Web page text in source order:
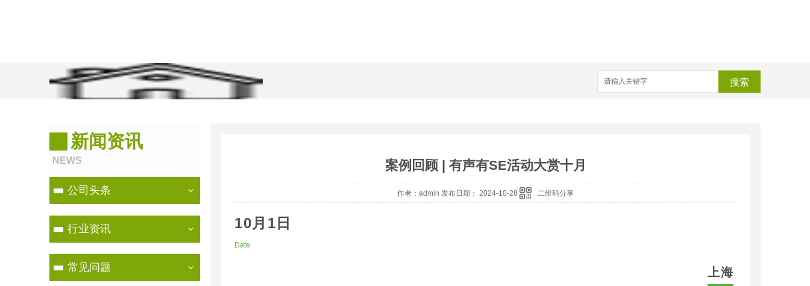
搜索
新闻资讯
NEWS
公司头条
行业资讯
常见问题
案例回顾 | 有声有SE活动大赏十月
作者：admin 发布日期： 2024-10-28 二维码分享
10月1日
Date
上海